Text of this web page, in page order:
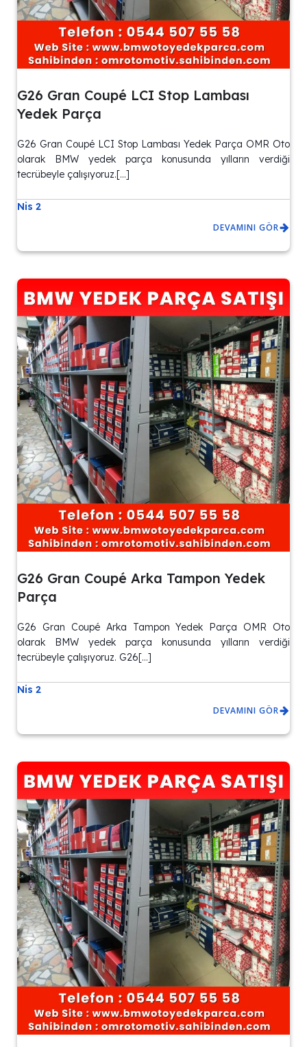
G26 Gran Coupé LCI Stop Lambası
Yedek Parça
G26 Gran Coupé LCI Stop Lambası Yedek Parça OMR Oto
olarak BMW yedek parça konusunda yılların verdiği
tecrübeyle çalışıyoruz.[…]
Nis 2
DEVAMINI GÖR
G26 Gran Coupé Arka Tampon Yedek
Parça
G26 Gran Coupé Arka Tampon Yedek Parça OMR Oto
olarak BMW yedek parça konusunda yılların verdiği
tecrübeyle çalışıyoruz. G26[…]
Nis 2
DEVAMINI GÖR